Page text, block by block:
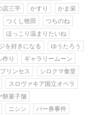
店三平 かすり
かま栄
つくし牧田
つちのね
ほっこり温まりたいね
を好きになる
ゆうたろう
作り
ギャラリームーン
リンセス
シロクマ食堂
スロヴァキア国立オペラ
餅菓子舗
ニシン
パー券事件